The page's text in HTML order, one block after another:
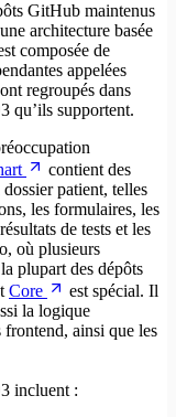
GitHub maintenus
architecture basée
composée de
appelées
regroupés dans
qu’ils supportent.
contient des
patient, telles
les formulaires, les
de tests et les
où plusieurs
plupart des dépôts
Core
est spécial. Il
la logique
frontend, ainsi que les
incluent :